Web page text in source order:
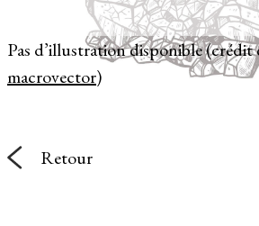
Pas d’illustration disponible (crédit
macrovector)
Retour